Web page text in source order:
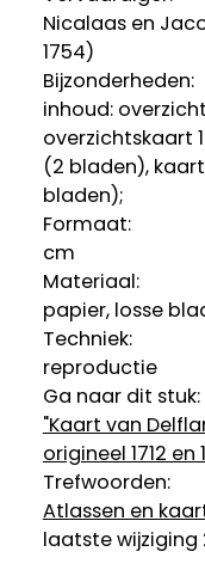
Nicalaas en
1754)
Bijzonderheden:
inhoud:
overzichtskaart
(2 bladen),
bladen);
Formaat:
cm
Materiaal:
papier, losse
Techniek:
reproductie
Ga naar dit stuk:
"Kaart van
origineel 1712 en
Trefwoorden:
Atlassen en
laatste wijziging